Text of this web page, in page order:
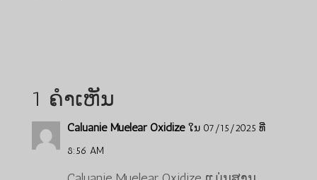
1 ຄຳເຫັນ
Caluanie Muelear Oxidize ໃນ 07/15/2025 ທີ່
8:56 AM